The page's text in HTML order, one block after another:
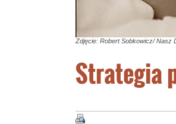
Zdjęcie: Robert Sobkowicz/ Nasz
Strategia